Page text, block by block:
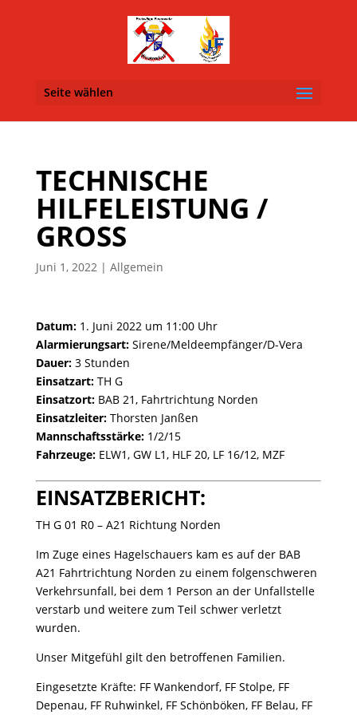
Seite wählen
TECHNISCHE
HILFELEISTUNG /
GROSS
Juni 1, 2022| Allgemein
Datum:1. Juni 2022 um 11:00 Uhr
Alarmierungsart:Sirene/Meldeempfänger/D-Vera
Dauer:3 Stunden
Einsatzart:TH G
Einsatzort:BAB 21, Fahrtrichtung Norden
Einsatzleiter:Thorsten Janßen
Mannschaftsstärke:1/2/15
Fahrzeuge:ELW1, GW L1, HLF 20, LF 16/12, MZF
EINSATZBERICHT:
TH G 01 R0 – A21 Richtung Norden
Im Zuge eines Hagelschauers kam es auf der BAB
A21 Fahrtrichtung Norden zu einem folgenschweren
Verkehrsunfall, bei dem 1 Person an der Unfallstelle
verstarb und weitere zum Teil schwer verletzt
wurden.
Unser Mitgefühl gilt den betroffenen Familien.
Eingesetzte Kräfte: FF Wankendorf, FF Stolpe, FF
Depenau, FF Ruhwinkel, FF Schönböken, FF Belau, FF